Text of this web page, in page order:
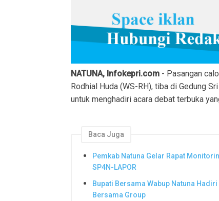
NATUNA, Infokepri.com - Pasangan
Rodhial Huda (WS-RH), tiba di Gedung
untuk menghadiri acara debat terbuka
Baca Juga
Pemkab Natuna Gelar Rapat
SP4N-LAPOR
Bupati Bersama Wabup Natuna
Bersama Group